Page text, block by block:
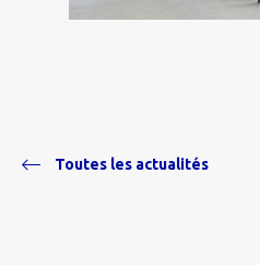
Toutes les actualités